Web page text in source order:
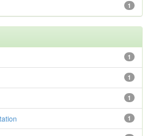
1
1
1
1
1